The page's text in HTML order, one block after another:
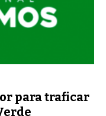
para traficar